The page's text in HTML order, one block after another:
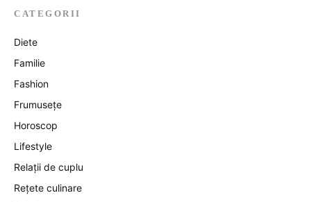
CATEGORII
Diete
Familie
Fashion
Frumusețe
Horoscop
Lifestyle
Relații de cuplu
Rețete culinare